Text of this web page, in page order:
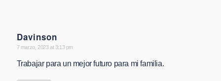
Davinson
says:
7 marzo, 2023 at 3:13 pm
Trabajar para un mejor futuro para mi familia.